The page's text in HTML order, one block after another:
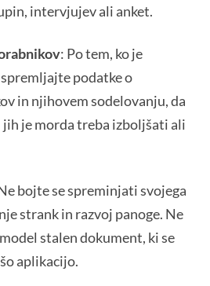
intervjujev ali anket.
: Po tem, ko je
podatke o
in njihovem sodelovanju, da
je morda treba izboljšati ali
bojte se spreminjati svojega
strank in razvoj panoge. Ne
stalen dokument, ki se
aplikacijo.